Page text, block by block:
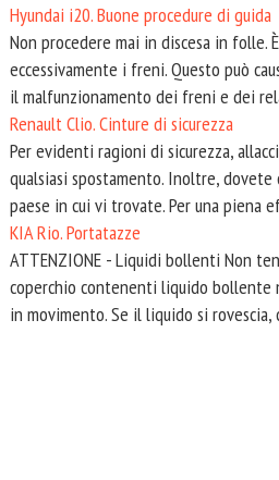
Hyundai i20. Buone procedure di guida
Non procedere mai in discesa in folle.
eccessivamente i freni. Questo può
il malfunzionamento dei freni e dei
Renault Clio. Cinture di sicurezza
Per evidenti ragioni di sicurezza,
qualsiasi spostamento. Inoltre,
paese in cui vi trovate. Per una piena
KIA Rio. Portatazze
ATTENZIONE - Liquidi bollenti Non
coperchio contenenti liquido bollente
in movimento. Se il liquido si rovescia,